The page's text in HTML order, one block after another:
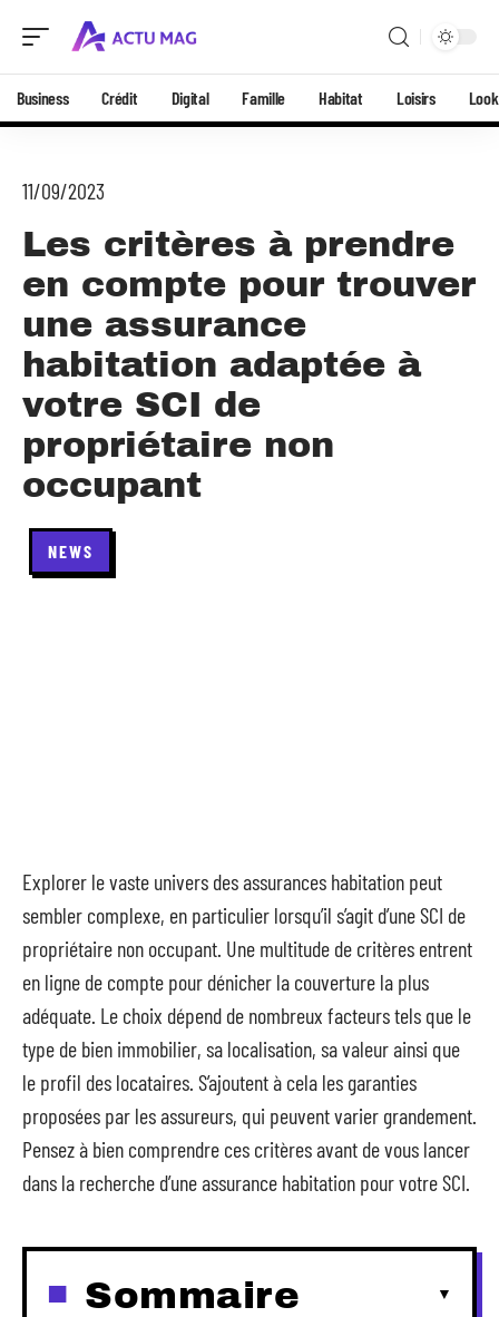
Business Crédit Digital Famille Habitat Loisirs Look
11/09/2023
Les critères à prendre
en compte pour trouver
une assurance
habitation adaptée à
votre SCI de
propriétaire non
occupant
NEWS
Explorer le vaste univers des assurances habitation peut
sembler complexe, en particulier lorsqu’il s’agit d’une SCI de
propriétaire non occupant. Une multitude de critères entrent
en ligne de compte pour dénicher la couverture la plus
adéquate. Le choix dépend de nombreux facteurs tels que le
type de bien immobilier, sa localisation, sa valeur ainsi que
le profil des locataires. S’ajoutent à cela les garanties
proposées par les assureurs, qui peuvent varier grandement.
Pensez à bien comprendre ces critères avant de vous lancer
dans la recherche d’une assurance habitation pour votre SCI.
Sommaire